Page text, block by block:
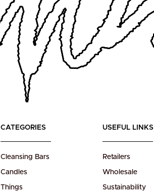
CATEGORIES
Cleansing Bars
Candles
Things
USEFUL LINKS
Retailers
Wholesale
Sustainability